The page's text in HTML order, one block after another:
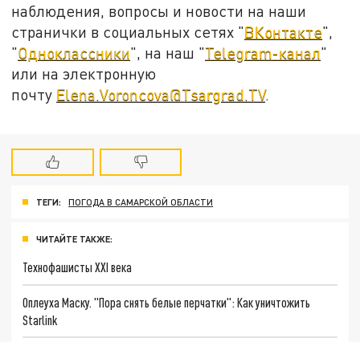
наблюдения, вопросы и новости на наши
странички в социальных сетях "ВКонтакте",
"Одноклассники", на наш "Telegram-канал"
или на электронную
почту Elena.Voroncova@Tsargrad.TV.
ТЕГИ: ПОГОДА В САМАРСКОЙ ОБЛАСТИ
ЧИТАЙТЕ ТАКЖЕ:
Технофашисты XXI века
Оплеуха Маску. "Пора снять белые перчатки": Как уничтожить
Starlink